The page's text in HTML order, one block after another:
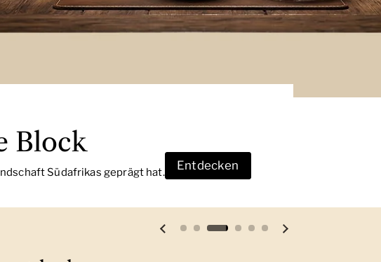
Block
Südafrikas geprägt hat. Entdecken
Vorherige Folie Nächste Folie